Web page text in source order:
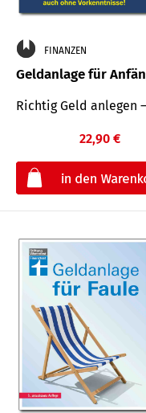
FINANZEN
Geldanlage für
Richtig Geld anlegen
22,90 €